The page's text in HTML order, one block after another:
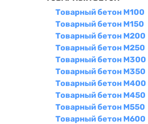
Товарный бетон М100
Товарный бетон М150
Товарный бетон М200
Товарный бетон М250
Товарный бетон М300
Товарный бетон М350
Товарный бетон М400
Товарный бетон М450
Товарный бетон М550
Товарный бетон М600